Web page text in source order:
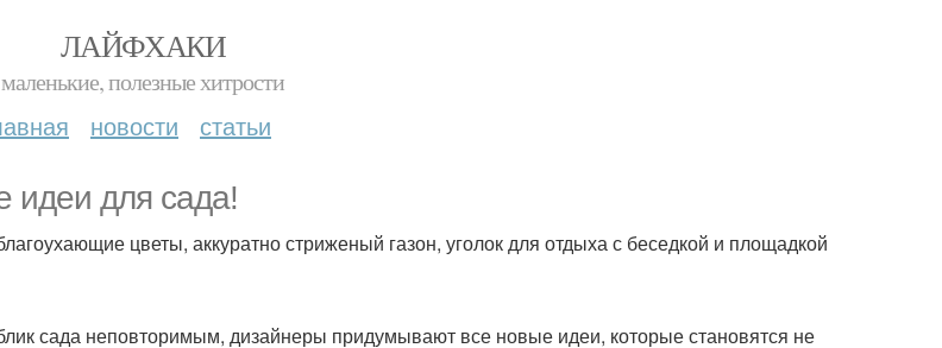
ЛАЙФХАКИ
маленькие, полезные хитрости
новости статьи
идеи для сада!
цветы, аккуратно стриженый газон, уголок для отдыха с беседкой и площадкой
сада неповторимым, дизайнеры придумывают все новые идеи, которые становятся не